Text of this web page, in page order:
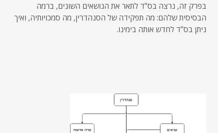
בפרק זה, נרצה בס"ד לתאר את הנושאים השונים, ברמה
הבסיסית שלהם: מה תפקידה של הסנהדרין, מה סמכויותיה, ואיך
ניתן בס"ד לחדש אותה בימינו.